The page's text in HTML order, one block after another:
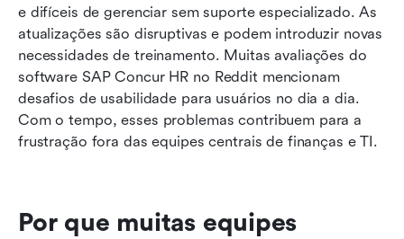
e difíceis de gerenciar sem suporte especializado. As
atualizações são disruptivas e podem introduzir novas
necessidades de treinamento. Muitas avaliações do
software SAP Concur HR no Reddit mencionam
desafios de usabilidade para usuários no dia a dia.
Com o tempo, esses problemas contribuem para a
frustração fora das equipes centrais de finanças e TI.
Por que muitas equipes